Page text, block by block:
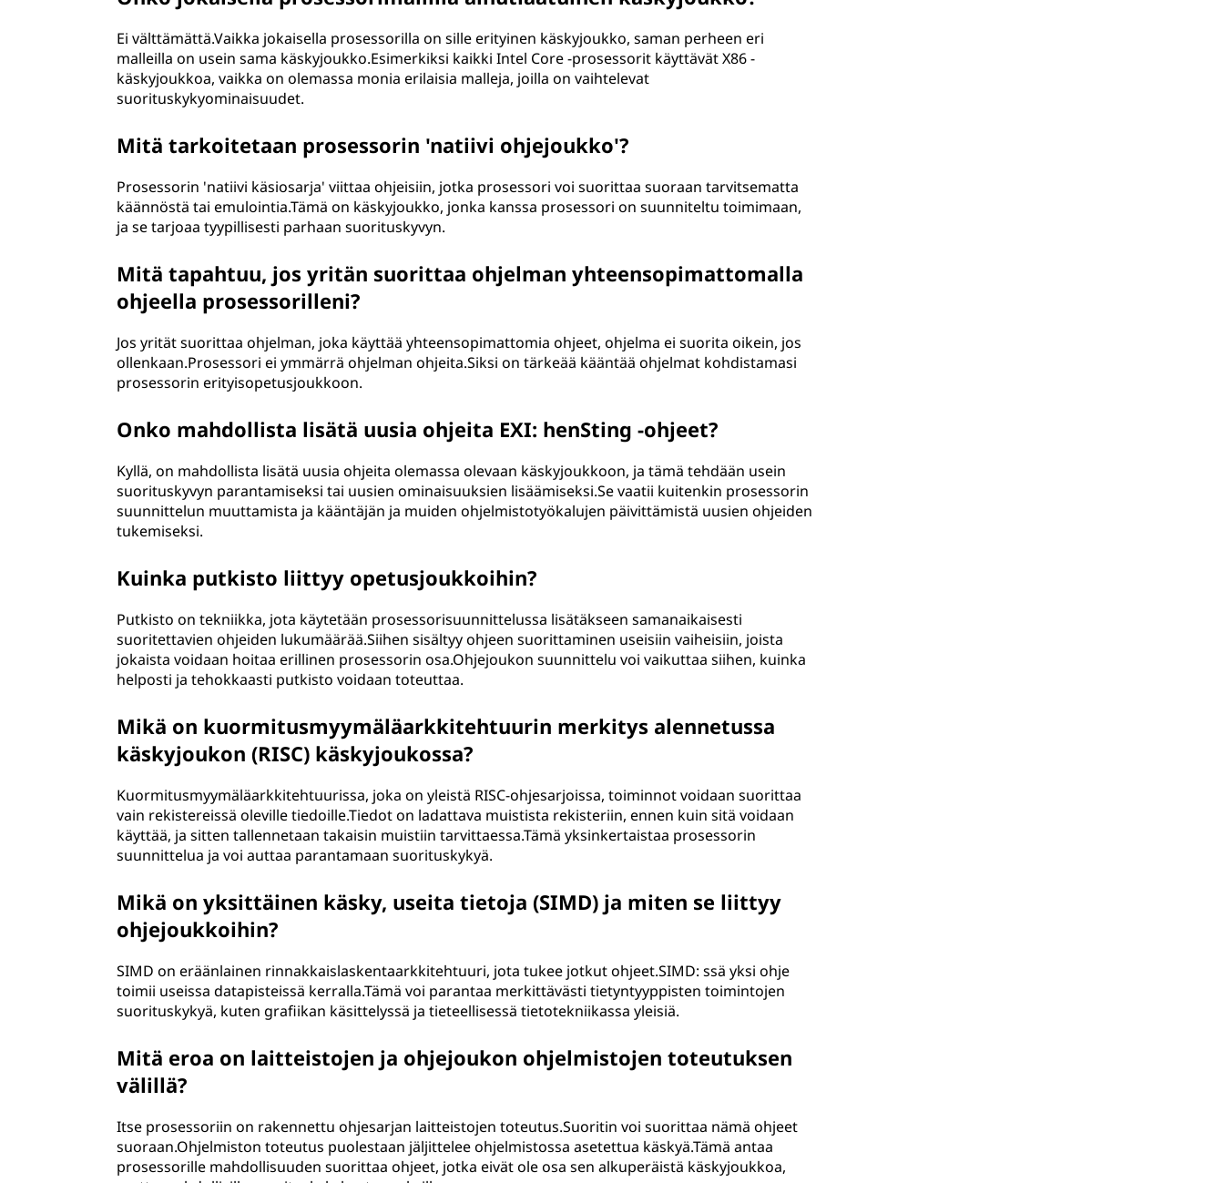
Ei välttämättä.Vaikka jokaisella prosessorilla on sille erityinen käskyjoukko, saman perheen eri
malleilla on usein sama käskyjoukko.Esimerkiksi kaikki Intel Core -prosessorit käyttävät X86 -
käskyjoukkoa, vaikka on olemassa monia erilaisia malleja, joilla on vaihtelevat
suorituskykyominaisuudet.
Mitä tarkoitetaan prosessorin 'natiivi ohjejoukko'?
Prosessorin 'natiivi käsiosarja' viittaa ohjeisiin, jotka prosessori voi suorittaa suoraan tarvitsematta
käännöstä tai emulointia.Tämä on käskyjoukko, jonka kanssa prosessori on suunniteltu toimimaan,
ja se tarjoaa tyypillisesti parhaan suorituskyvyn.
Mitä tapahtuu, jos yritän suorittaa ohjelman yhteensopimattomalla
ohjeella prosessorilleni?
Jos yrität suorittaa ohjelman, joka käyttää yhteensopimattomia ohjeet, ohjelma ei suorita oikein, jos
ollenkaan.Prosessori ei ymmärrä ohjelman ohjeita.Siksi on tärkeää kääntää ohjelmat kohdistamasi
prosessorin erityisopetusjoukkoon.
Onko mahdollista lisätä uusia ohjeita EXI: henSting -ohjeet?
Kyllä, on mahdollista lisätä uusia ohjeita olemassa olevaan käskyjoukkoon, ja tämä tehdään usein
suorituskyvyn parantamiseksi tai uusien ominaisuuksien lisäämiseksi.Se vaatii kuitenkin prosessorin
suunnittelun muuttamista ja kääntäjän ja muiden ohjelmistotyökalujen päivittämistä uusien ohjeiden
tukemiseksi.
Kuinka putkisto liittyy opetusjoukkoihin?
Putkisto on tekniikka, jota käytetään prosessorisuunnittelussa lisätäkseen samanaikaisesti
suoritettavien ohjeiden lukumäärää.Siihen sisältyy ohjeen suorittaminen useisiin vaiheisiin, joista
jokaista voidaan hoitaa erillinen prosessorin osa.Ohjejoukon suunnittelu voi vaikuttaa siihen, kuinka
helposti ja tehokkaasti putkisto voidaan toteuttaa.
Mikä on kuormitusmyymäläarkkitehtuurin merkitys alennetussa
käskyjoukon (RISC) käskyjoukossa?
Kuormitusmyymäläarkkitehtuurissa, joka on yleistä RISC-ohjesarjoissa, toiminnot voidaan suorittaa
vain rekistereissä oleville tiedoille.Tiedot on ladattava muistista rekisteriin, ennen kuin sitä voidaan
käyttää, ja sitten tallennetaan takaisin muistiin tarvittaessa.Tämä yksinkertaistaa prosessorin
suunnittelua ja voi auttaa parantamaan suorituskykyä.
Mikä on yksittäinen käsky, useita tietoja (SIMD) ja miten se liittyy
ohjejoukkoihin?
SIMD on eräänlainen rinnakkaislaskentaarkkitehtuuri, jota tukee jotkut ohjeet.SIMD: ssä yksi ohje
toimii useissa datapisteissä kerralla.Tämä voi parantaa merkittävästi tietyntyyppisten toimintojen
suorituskykyä, kuten grafiikan käsittelyssä ja tieteellisessä tietotekniikassa yleisiä.
Mitä eroa on laitteistojen ja ohjejoukon ohjelmistojen toteutuksen
välillä?
Itse prosessoriin on rakennettu ohjesarjan laitteistojen toteutus.Suoritin voi suorittaa nämä ohjeet
suoraan.Ohjelmiston toteutus puolestaan jäljittelee ohjelmistossa asetettua käskyä.Tämä antaa
prosessorille mahdollisuuden suorittaa ohjeet, jotka eivät ole osa sen alkuperäistä käskyjoukkoa,